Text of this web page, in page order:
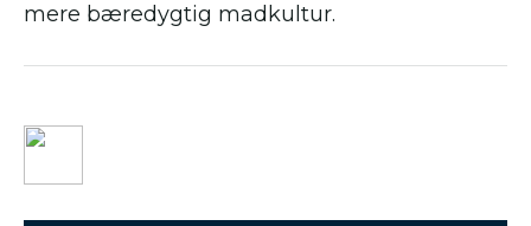
mere bæredygtig madkultur.